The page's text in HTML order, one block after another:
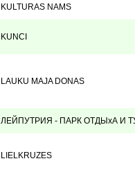
KULTURAS NAMS
KUNCI
LAUKU MAJA DONAS
ЛЕЙПУТРИЯ - ПАРК ОТДЫхА И
LIELKRUZES